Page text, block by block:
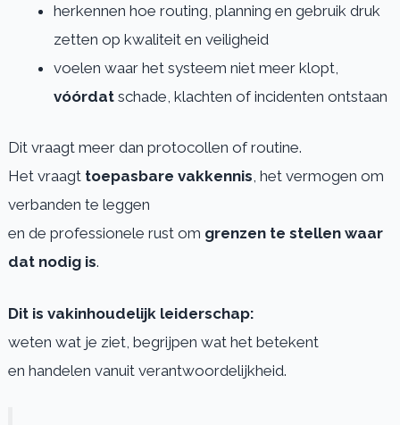
herkennen hoe routing, planning en gebruik druk
zetten op kwaliteit en veiligheid
voelen waar het systeem niet meer klopt,
vóórdatschade, klachten of incidenten ontstaan
Dit vraagt meer dan protocollen of routine.
Het vraagt toepasbare vakkennis, het vermogen om
verbanden te leggen
en de professionele rust om grenzen te stellen waar
dat nodig is.
Dit is vakinhoudelijk leiderschap:
weten wat je ziet, begrijpen wat het betekent
en handelen vanuit verantwoordelijkheid.